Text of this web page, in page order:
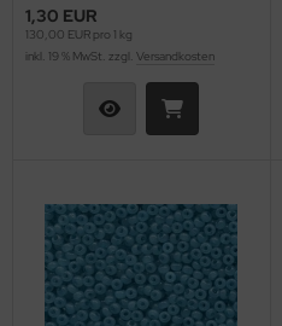
1,30 EUR
130,00 EUR pro 1 kg
inkl. 19 % MwSt. zzgl. Versandkosten